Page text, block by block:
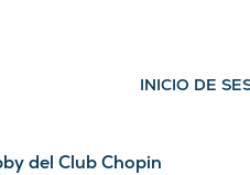
INICIO DE
del Club Chopin